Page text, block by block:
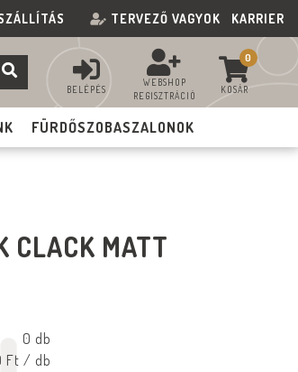
TERVEZŐ VAGYOK KARRIER
BELÉPÉS
WEBSHOP
REGISZTRÁCIÓ
0
KOSÁR
FÜRDŐSZOBASZALONOK
CLACK MATT
0 db
Ft / db